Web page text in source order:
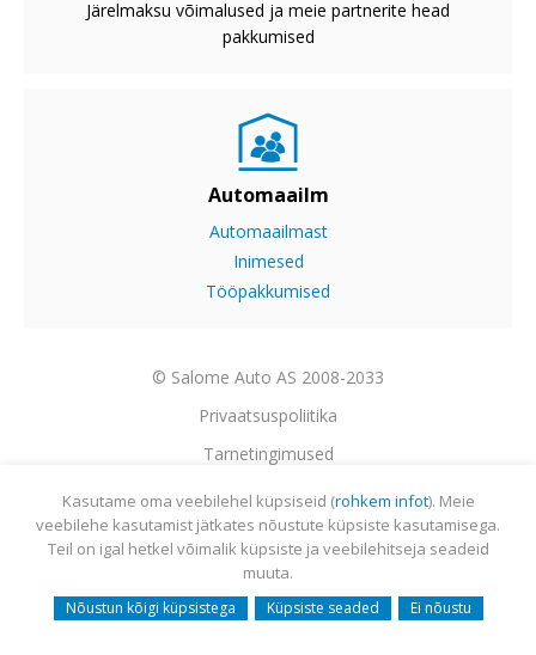
Järelmaksu võimalused ja meie partnerite head
pakkumised
Automaailm
Automaailmast
Inimesed
Tööpakkumised
© Salome Auto AS 2008-2033
Privaatsuspoliitika
Tarnetingimused
Garantii
Utiliseerimine
Sisukaart
Webmail
Kasutame oma veebilehel küpsiseid (rohkem infot). Meie
veebilehe kasutamist jätkates nõustute küpsiste kasutamisega.
Teil on igal hetkel võimalik küpsiste ja veebilehitseja seadeid
muuta.
Nõustun kõigi küpsistega Küpsiste seaded Ei nõustu